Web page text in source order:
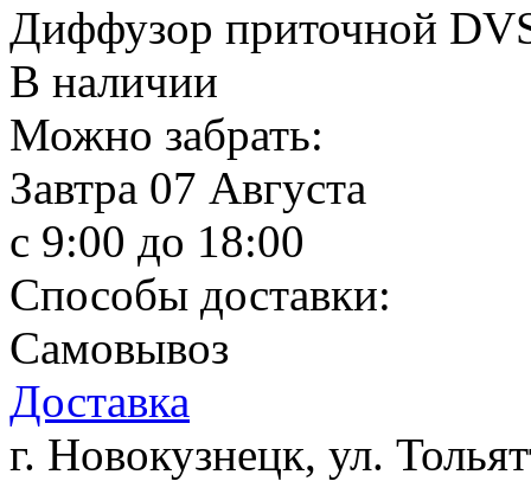
Диффузор приточной
В наличии
Можно забрать:
Завтра 07 Августа
c 9:00 до 18:00
Способы доставки:
Самовывоз
Доставка
г. Новокузнецк, ул.